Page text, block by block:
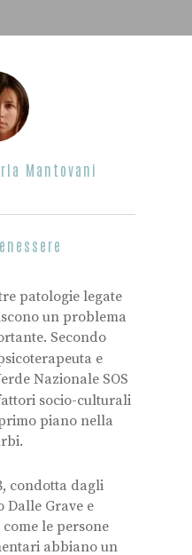
Mantovani
patologie legate
un problema
Secondo
e
Nazionale SOS
socio-culturali
piano nella
condotta dagli
Dalle Grave e
le persone
abbiano un